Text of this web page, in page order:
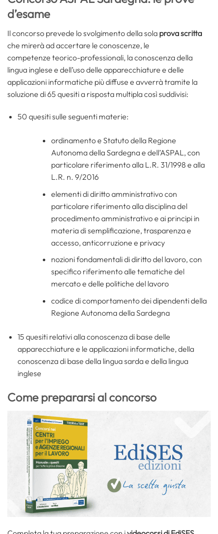
d’esame
Il concorso prevede lo svolgimento della sola prova scritta
che mirerà ad accertare le conoscenze, le
competenze teorico-professionali, la conoscenza della
lingua inglese e dell’uso delle apparecchiature e delle
applicazioni informatiche più diffuse e avverrà tramite la
soluzione di 65 quesiti a risposta multipla così suddivisi:
50 quesiti sulle seguenti materie:
ordinamento e Statuto della Regione
Autonoma della Sardegna e dell’ASPAL, con
particolare riferimento alla L.R. 31/1998 e alla
L.R. n. 9/2016
elementi di diritto amministrativo con
particolare riferimento alla disciplina del
procedimento amministrativo e ai principi in
materia di semplificazione, trasparenza e
accesso, anticorruzione e privacy
nozioni fondamentali di diritto del lavoro, con
specifico riferimento alle tematiche del
mercato e delle politiche del lavoro
codice di comportamento dei dipendenti della
Regione Autonoma della Sardegna
15 quesiti relativi alla conoscenza di base delle
apparecchiature e le applicazioni informatiche, della
conoscenza di base della lingua sarda e della lingua
inglese
Come prepararsi al concorso